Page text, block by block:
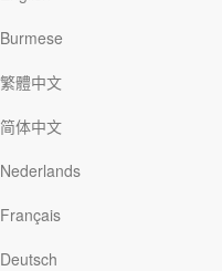
Burmese
繁體中文
简体中文
Nederlands
Français
Deutsch
廣東話
國語